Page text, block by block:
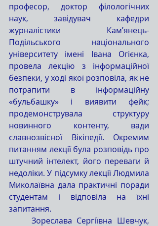
професор, доктор філологічних
наук, завідувач кафедри
журналістики Кам’янець-
Подільського національного
університету імені Івана Огієнка,
провела лекцію з інформаційної
безпеки, у ході якої розповіла, як не
потрапити в інформаційну
«бульбашку» і виявити фейк;
продемонструвала структуру
новинного контенту, вади
славнозвісної Вікіпедії. Окремим
питанням лекції була розповідь про
штучний інтелект, його переваги й
недоліки. У підсумку лекції Людмила
Миколаївна дала практичні поради
студентам і відповіла на їхні
запитання.